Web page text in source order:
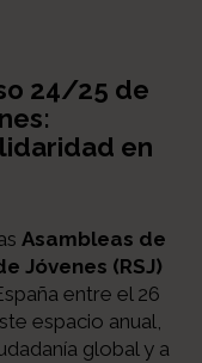
24/25 de
en
Asambleas de
Jóvenes (RSJ)
entre el 26
espacio anual,
global y a